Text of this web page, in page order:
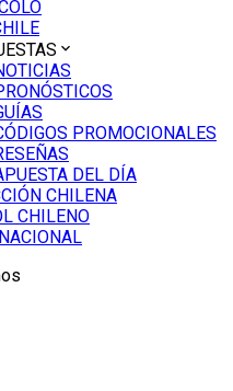
PROMOCIONALES
DEL DÍA
CHILENA
CHILENO